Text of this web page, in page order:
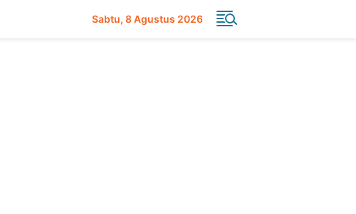
Sabtu 8 Agustus 2026